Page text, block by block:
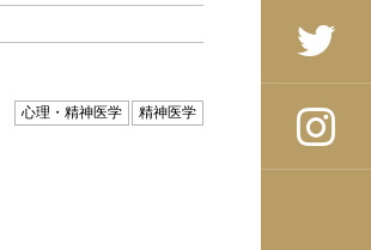
心理・精神医学 精神医学